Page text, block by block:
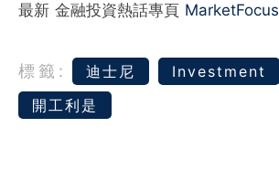
最新 金融投資熱話專頁 MarketFocus
標籤: 迪士尼 Investment
開工利是